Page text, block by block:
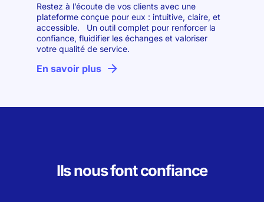
Restez à l’écoute de vos clients avec une
plateforme conçue pour eux : intuitive, claire, et
accessible. Un outil complet pour renforcer la
confiance, fluidifier les échanges et valoriser
votre qualité de service.
En savoir plus
Ils nous font confiance